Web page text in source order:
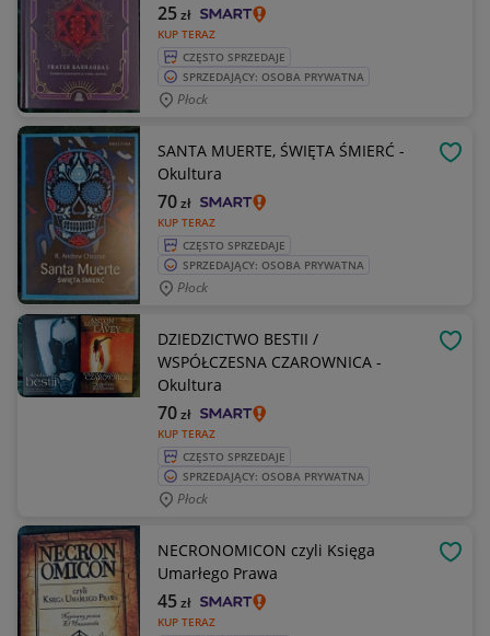
KUP TERAZ
25zł
CZĘSTO SPRZEDAJE
SPRZEDAJĄCY: OSOBA PRYWATNA
Płock
SANTA MUERTE, ŚWIĘTA ŚMIERĆ -
Okultura
KUP TERAZ
70zł
CZĘSTO SPRZEDAJE
SPRZEDAJĄCY: OSOBA PRYWATNA
Płock
DZIEDZICTWO BESTII /
WSPÓŁCZESNA CZAROWNICA -
Okultura
KUP TERAZ
70zł
CZĘSTO SPRZEDAJE
SPRZEDAJĄCY: OSOBA PRYWATNA
Płock
NECRONOMICON czyli Księga
Umarłego Prawa
KUP TERAZ
45zł